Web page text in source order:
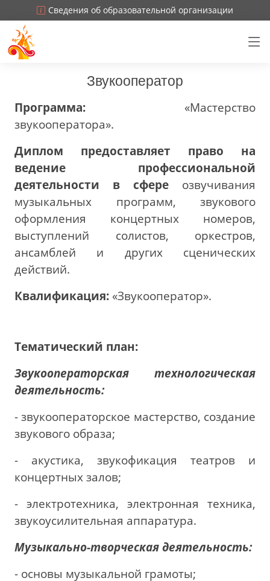
Сведения об образовательной организации
Звукооператор
Программа: «Мастерство
звукооператора».
Диплом предоставляет право на
ведение профессиональной
деятельности в сфере озвучивания
музыкальных программ, звукового
оформления концертных номеров,
выступлений солистов, оркестров,
ансамблей и других сценических
действий.
Квалификация: «Звукооператор».
Тематический план:
Звукооператорская технологическая
деятельность:
- звукооператорское мастерство, создание
звукового образа;
- акустика, звукофикация театров и
концертных залов;
- электротехника, электронная техника,
звукоусилительная аппаратура.
Музыкально-творческая деятельность:
- основы музыкальной грамоты;